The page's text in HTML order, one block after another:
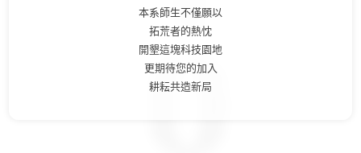
本系師生不僅願以
拓荒者的熱忱
開墾這塊科技園地
更期待您的加入
耕耘共造新局